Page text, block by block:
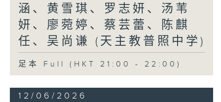
涵、黄雪琪、罗志妍、汤苇
妍、廖菀婷、蔡芸蕾、陈麒
任、吴尚谦 (天主教普照中学)
足本 Full (HKT 21:00 - 22:00)
12/06/2026